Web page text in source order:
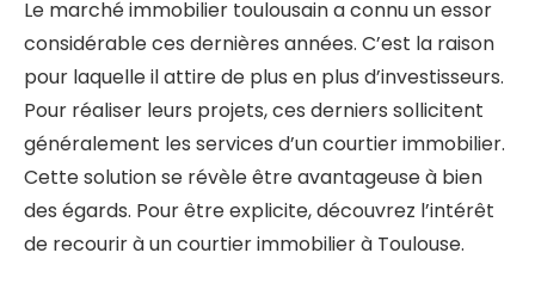
Le marché immobilier toulousain a connu un essor
considérable ces dernières années. C’est la raison
pour laquelle il attire de plus en plus d’investisseurs.
Pour réaliser leurs projets, ces derniers sollicitent
généralement les services d’un courtier immobilier.
Cette solution se révèle être avantageuse à bien
des égards. Pour être explicite, découvrez l’intérêt
de recourir à un courtier immobilier à Toulouse.